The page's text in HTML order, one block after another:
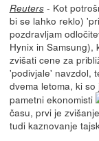
Reuters- Kot
bi se lahko reklo)
pozdravljam
Hynix in Samsung),
zvišati cene za
'podivjale' navzdol,
dvema letoma, ki
pametni ekonomisti
času, prvi je
tudi kaznovanje